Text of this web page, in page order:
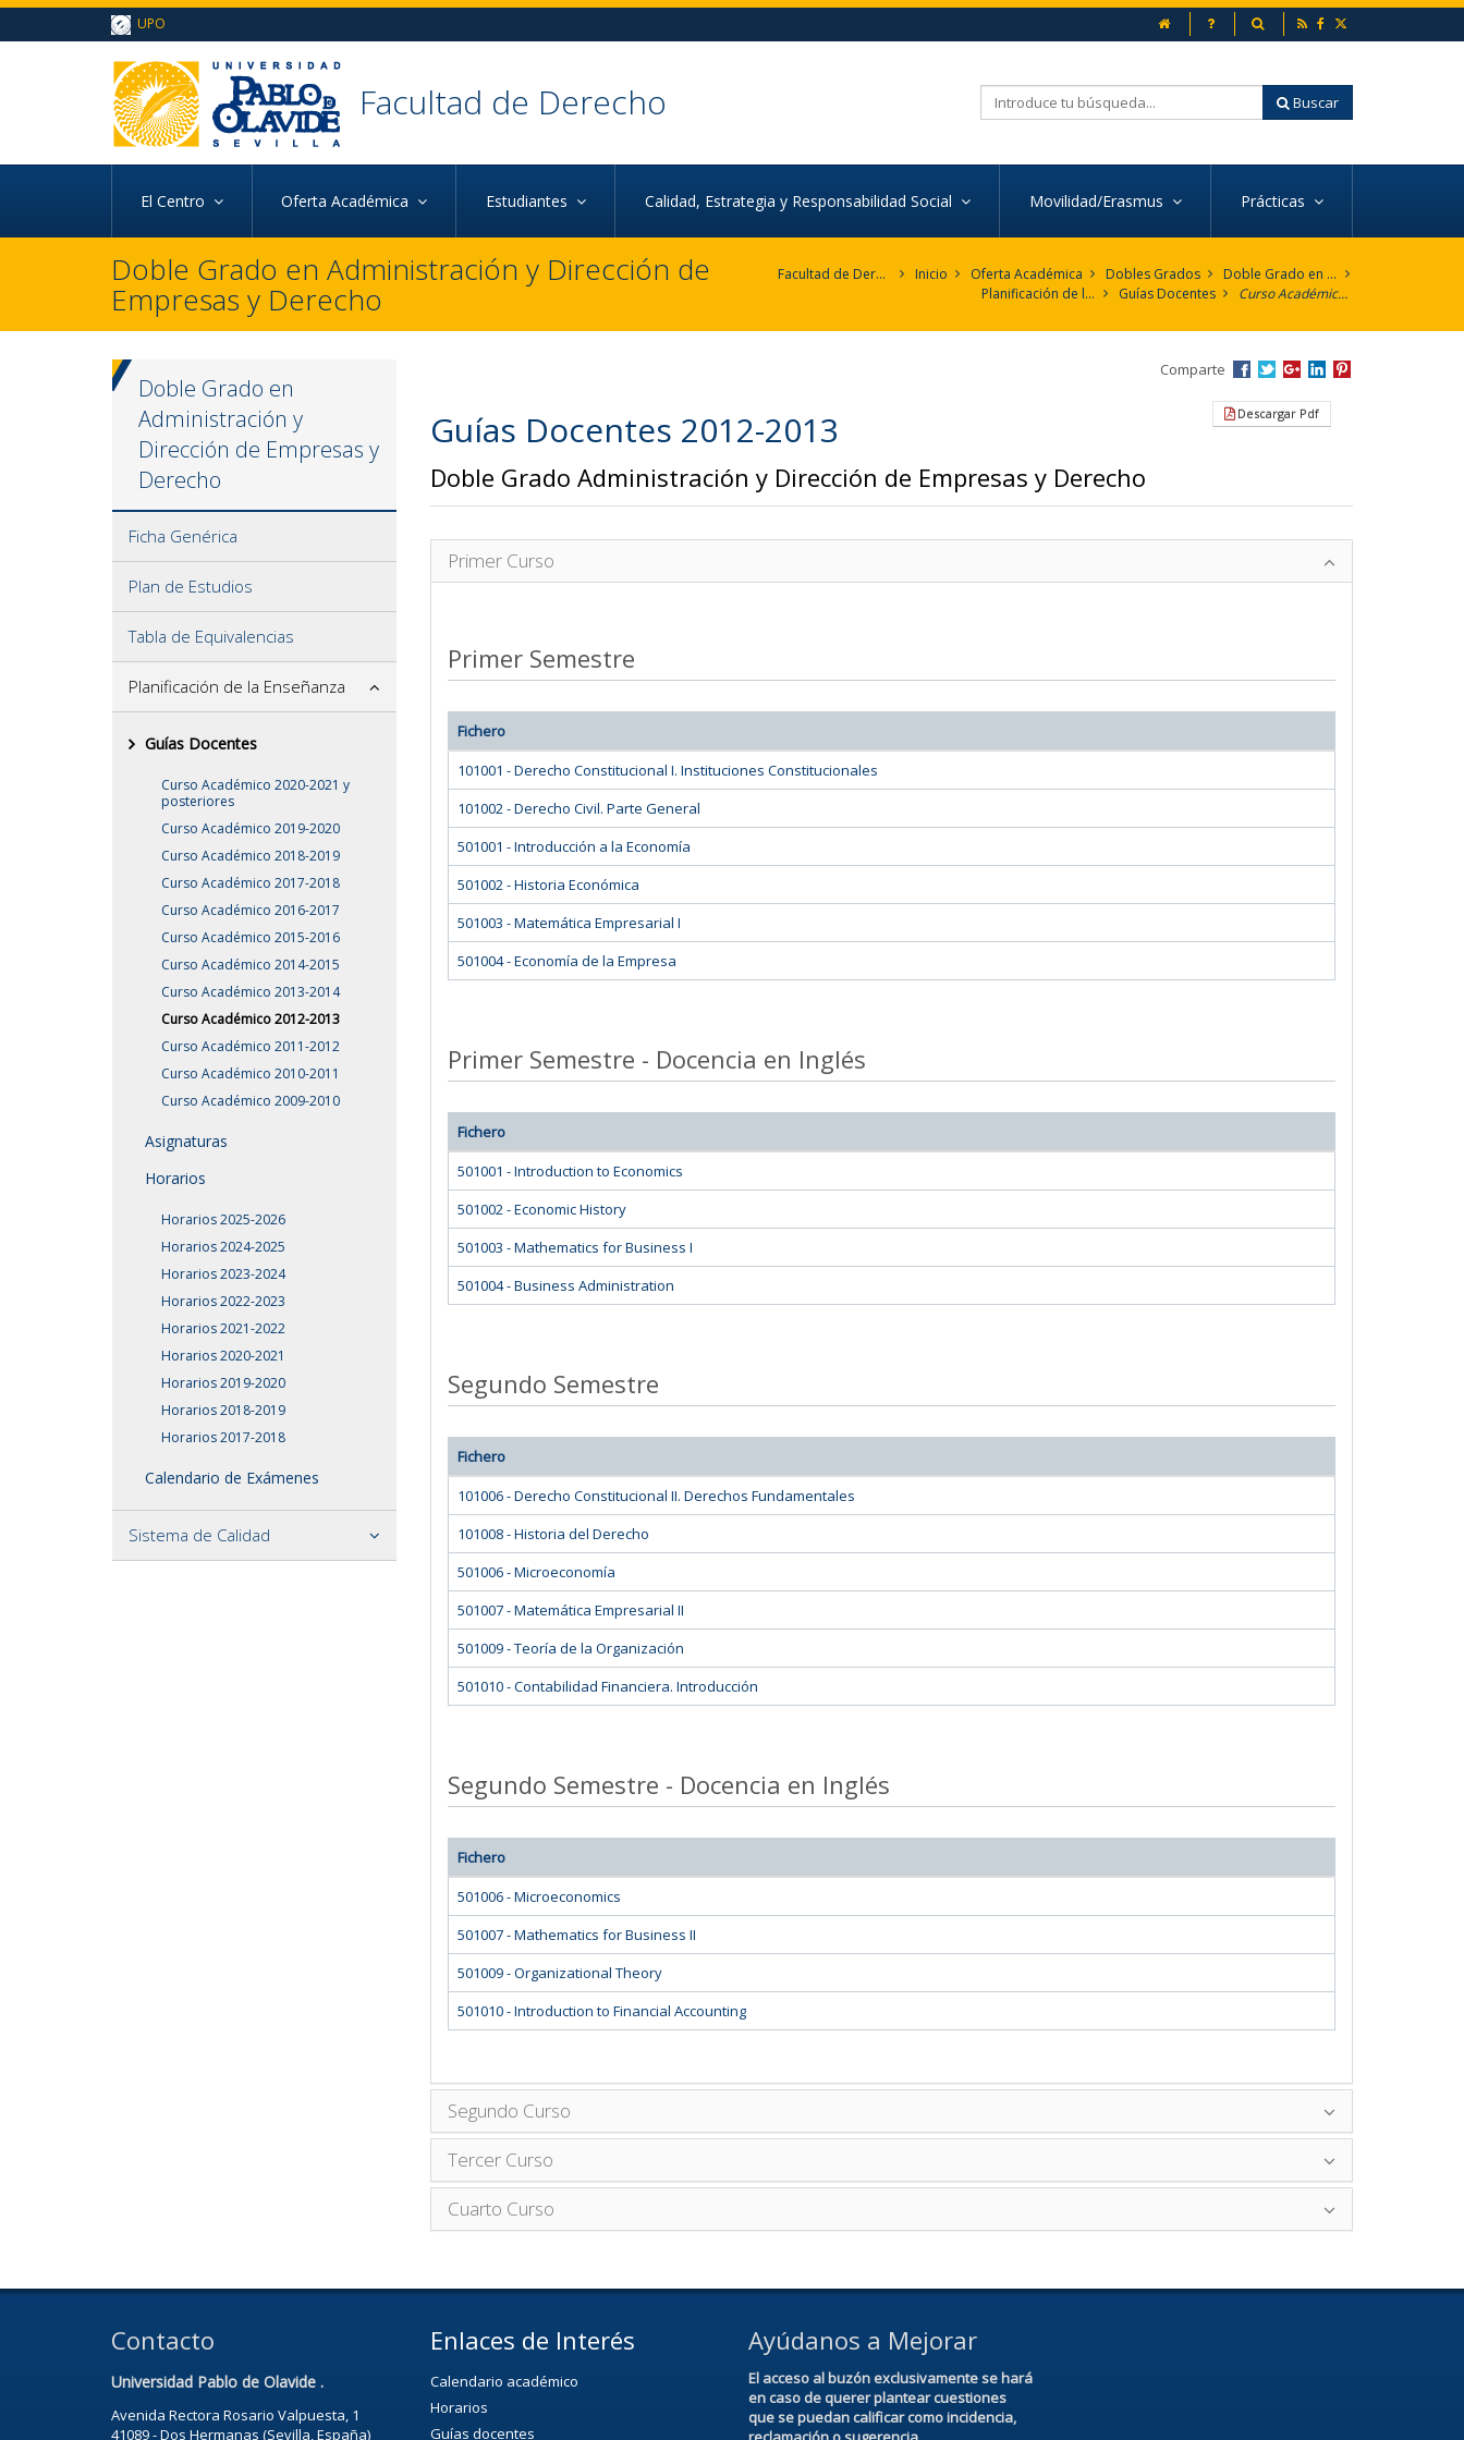
Ir al contenido principal de la página (alt + s)
Ir a la cabecera de la página (alt + c)
Ir al pie de la página (alt + p)
Ir al menú principal (alt + u)
UPO Preguntas frecuentes
Buscador
Facultad de Derecho Buscar
El Centro Oferta Académica Estudiantes Calidad, Estrategia y Responsabilidad Social Movilidad/Erasmus Prácticas
Doble Grado en Administración y Dirección de
Empresas y Derecho
Facultad de Derecho Inicio Oferta Académica Dobles Grados
Doble Grado en Administración y Dirección de Empresas y Derecho
Planificación de la Enseñanza
Guías Docentes Curso Académico 2012-2013
Doble Grado en
Administración y
Dirección de Empresas y
Derecho
Ficha Genérica
Plan de Estudios
Tabla de Equivalencias
Planificación de la Enseñanza
Guías Docentes
Curso Académico 2020-2021 y
posteriores
Curso Académico 2019-2020
Curso Académico 2018-2019
Curso Académico 2017-2018
Curso Académico 2016-2017
Curso Académico 2015-2016
Curso Académico 2014-2015
Curso Académico 2013-2014
Curso Académico 2012-2013
Curso Académico 2011-2012
Curso Académico 2010-2011
Curso Académico 2009-2010
Asignaturas
Horarios
Horarios 2025-2026
Horarios 2024-2025
Horarios 2023-2024
Horarios 2022-2023
Horarios 2021-2022
Horarios 2020-2021
Horarios 2019-2020
Horarios 2018-2019
Horarios 2017-2018
Calendario de Exámenes
Sistema de Calidad
Comparte
Descargar Pdf
Guías Docentes 2012-2013
Doble Grado Administración y Dirección de Empresas y Derecho
Primer Curso
Primer Semestre
Fichero
101001 - Derecho Constitucional I. Instituciones Constitucionales
101002 - Derecho Civil. Parte General
501001 - Introducción a la Economía
501002 - Historia Económica
501003 - Matemática Empresarial I
501004 - Economía de la Empresa
Primer Semestre - Docencia en Inglés
Fichero
501001 - Introduction to Economics
501002 - Economic History
501003 - Mathematics for Business I
501004 - Business Administration
Segundo Semestre
Fichero
101006 - Derecho Constitucional II. Derechos Fundamentales
101008 - Historia del Derecho
501006 - Microeconomía
501007 - Matemática Empresarial II
501009 - Teoría de la Organización
501010 - Contabilidad Financiera. Introducción
Segundo Semestre - Docencia en Inglés
Fichero
501006 - Microeconomics
501007 - Mathematics for Business II
501009 - Organizational Theory
501010 - Introduction to Financial Accounting
Segundo Curso
Tercer Curso
Cuarto Curso
Contacto
Universidad Pablo de Olavide .
Avenida Rectora Rosario Valpuesta, 1
41089 - Dos Hermanas (Sevilla, España)
Enlaces de Interés
Calendario académico
Horarios
Guías docentes
Ayúdanos a Mejorar
El acceso al buzón exclusivamente se hará
en caso de querer plantear cuestiones
que se puedan calificar como incidencia,